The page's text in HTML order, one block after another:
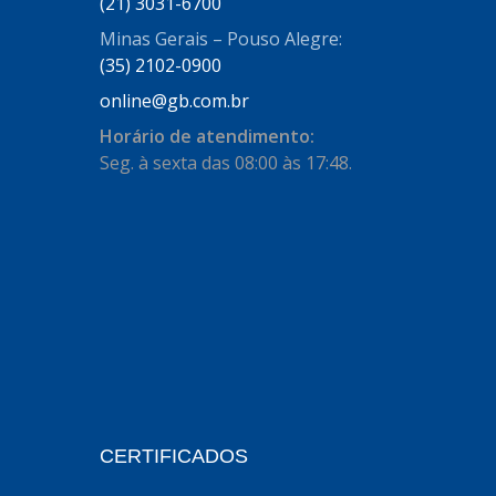
BECA FREIOS (25)
BOSAL
BRASMECK (656)
COMALTECH/JPEMA
Minas Gerais – Pouso Alegre:
(35) 2102-0900
online@gb.com.br
Horário de atendimento:
Seg. à sexta das 08:00 às 17:48.
CERTIFICADOS